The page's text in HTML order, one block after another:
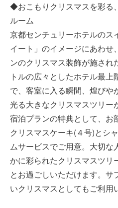
◆おこもりクリスマスを彩る
ルーム
京都センチュリーホテルのス
イート」のイメージにあわせ
ンのクリスマス装飾が施され
トルの広々としたホテル最
で、客室に入る瞬間、煌びや
光る大きなクリスマスツリー
宿泊プランの特典として、お
クリスマスケーキ(４号)とシ
ムサービスでご用意。大切な
かに彩られたクリスマスツリ
とお過ごしいただけます。
いクリスマスとしてもご利用